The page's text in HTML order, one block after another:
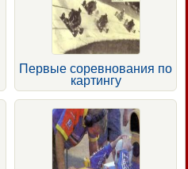
Первые соревнования по
картингу